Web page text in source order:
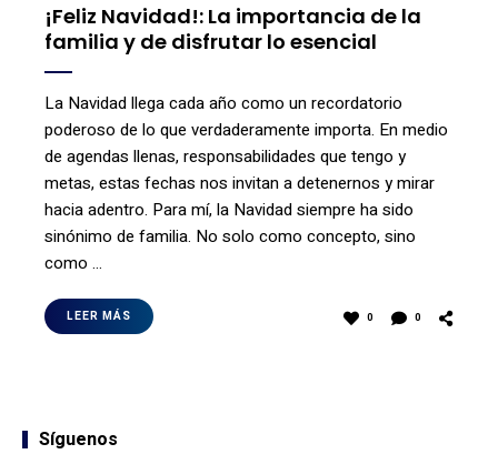
¡Feliz Navidad!: La importancia de la
familia y de disfrutar lo esencial
La Navidad llega cada año como un recordatorio
poderoso de lo que verdaderamente importa. En medio
de agendas llenas, responsabilidades que tengo y
metas, estas fechas nos invitan a detenernos y mirar
hacia adentro. Para mí, la Navidad siempre ha sido
sinónimo de familia. No solo como concepto, sino
como …
LEER MÁS 0 0
Síguenos